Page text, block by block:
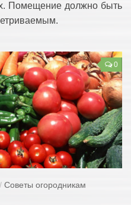
Помещение должно быть
0
/ Советы огородникам